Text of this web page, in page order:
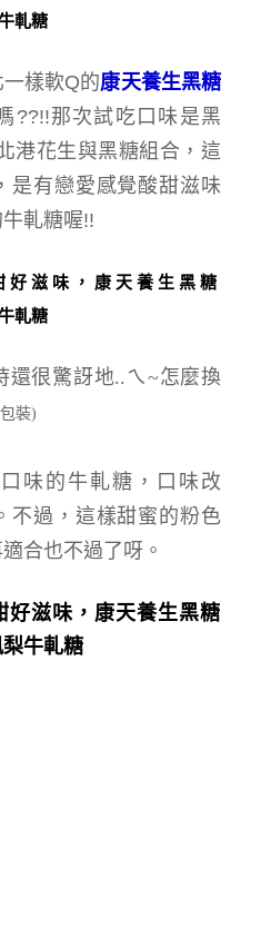
樣軟Q的康天養生黑糖
??!!那次試吃口味是黑
港花生與黑糖組合，這
是有戀愛感覺酸甜滋味
軋糖喔!!
還很驚訝地..ㄟ~怎麼換
裝)
味的牛軋糖，口味改
不過，這樣甜蜜的粉色
合也不過了呀。